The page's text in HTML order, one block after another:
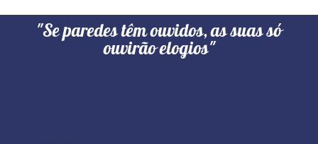
"Se paredes têm ouvidos, as suas só
ouvirão elogios"